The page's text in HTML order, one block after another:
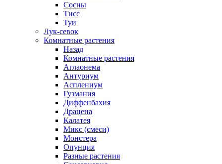
Сосны
Тисс
Туи
Лук-севок
Комнатные растения
Назад
Комнатные растения
Аглаонема
Антуриум
Асплениум
Гузмания
Диффенбахия
Драцена
Калатея
Микс (смеси)
Монстера
Опунция
Разные растения